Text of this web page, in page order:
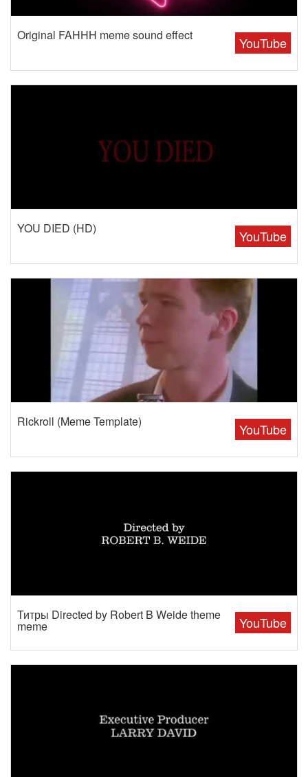
YouTube
Original FAHHH meme sound effect
YouTube
YOU DIED (HD)
YouTube
Rickroll (Meme Template)
YouTube
Титры Directed by Robert B Weide theme
meme